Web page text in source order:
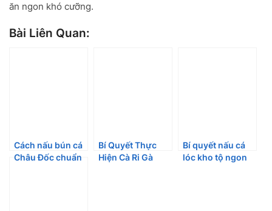
ăn ngon khó cưỡng.
Bài Liên Quan:
Cách nấu bún cá
Châu Đốc chuẩn
Bí Quyết Thực
Hiện Cà Ri Gà
Bí quyết nấu cá
lóc kho tộ ngon